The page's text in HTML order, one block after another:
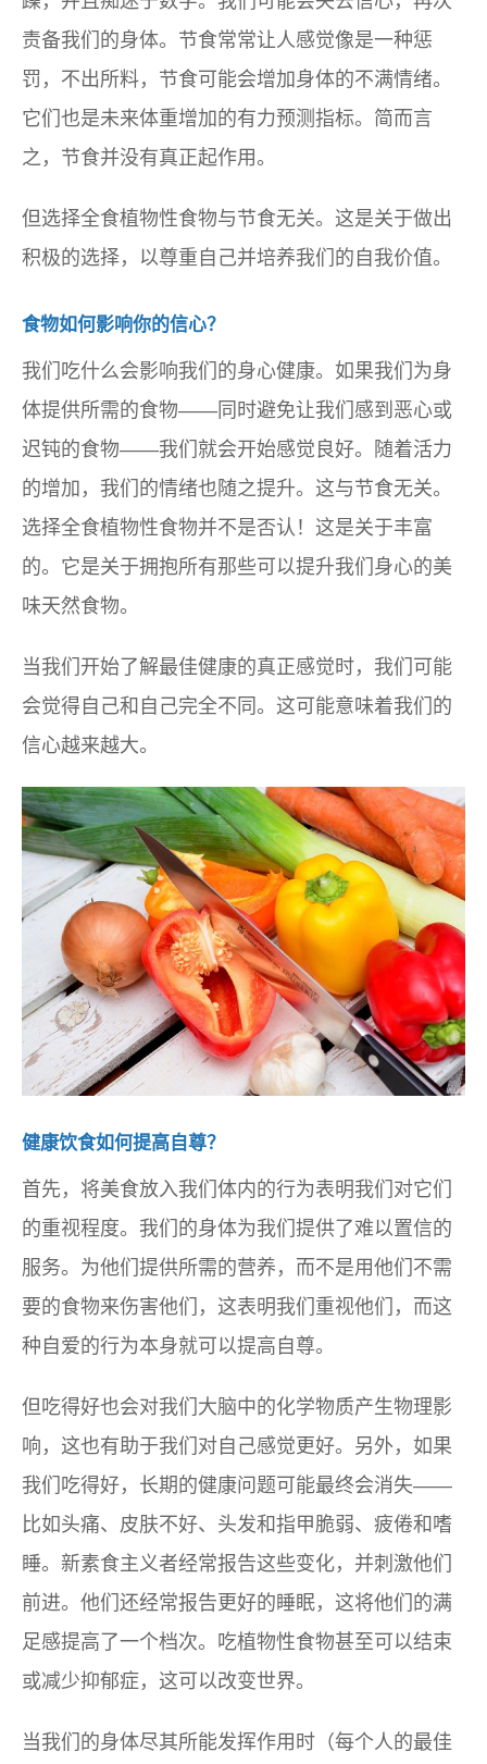
责备我们的身体。节食常常让人感觉像是一种惩
罚，不出所料，节食可能会增加身体的不满情绪。
它们也是未来体重增加的有力预测指标。简而言
之，节食并没有真正起作用。
但选择全食植物性食物与节食无关。这是关于做出
积极的选择，以尊重自己并培养我们的自我价值。
食物如何影响你的信心？
我们吃什么会影响我们的身心健康。如果我们为身
体提供所需的食物——同时避免让我们感到恶心或
迟钝的食物——我们就会开始感觉良好。随着活力
的增加，我们的情绪也随之提升。这与节食无关。
选择全食植物性食物并不是否认！这是关于丰富
的。它是关于拥抱所有那些可以提升我们身心的美
味天然食物。
当我们开始了解最佳健康的真正感觉时，我们可能
会觉得自己和自己完全不同。这可能意味着我们的
信心越来越大。
健康饮食如何提高自尊？
首先，将美食放入我们体内的行为表明我们对它们
的重视程度。我们的身体为我们提供了难以置信的
服务。为他们提供所需的营养，而不是用他们不需
要的食物来伤害他们，这表明我们重视他们，而这
种自爱的行为本身就可以提高自尊。
但吃得好也会对我们大脑中的化学物质产生物理影
响，这也有助于我们对自己感觉更好。另外，如果
我们吃得好，长期的健康问题可能最终会消失——
比如头痛、皮肤不好、头发和指甲脆弱、疲倦和嗜
睡。新素食主义者经常报告这些变化，并刺激他们
前进。他们还经常报告更好的睡眠，这将他们的满
足感提高了一个档次。吃植物性食物甚至可以结束
或减少抑郁症，这可以改变世界。
当我们的身体尽其所能发挥作用时（每个人的最佳